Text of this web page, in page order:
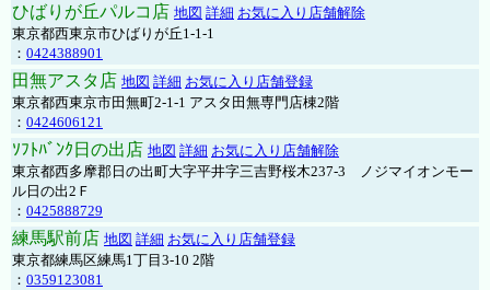
ひばりが丘パルコ店 地図 詳細 お気に入り店舗解除
東京都西東京市ひばりが丘1-1-1
： 0424388901
田無アスタ店 地図 詳細 お気に入り店舗登録
東京都西東京市田無町2-1-1 アスタ田無専門店棟2階
： 0424606121
ｿﾌﾄﾊﾞﾝｸ日の出店 地図 詳細 お気に入り店舗解除
東京都西多摩郡日の出町大字平井字三吉野桜木237-3 ノジマイオンモー
ル日の出2Ｆ
： 0425888729
練馬駅前店 地図 詳細 お気に入り店舗登録
東京都練馬区練馬1丁目3-10 2階
： 0359123081